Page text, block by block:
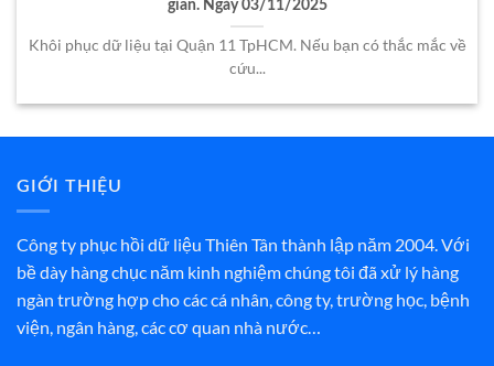
gian. Ngày 03/11/2025
Khôi phục dữ liệu tại Quận 11 TpHCM. Nếu bạn có thắc mắc về
cứu...
GIỚI THIỆU
Công ty phục hồi dữ liệu Thiên Tân thành lập năm 2004. Với
bề dày hàng chục năm kinh nghiệm chúng tôi đã xử lý hàng
ngàn trường hợp cho các cá nhân, công ty, trường học, bệnh
viện, ngân hàng, các cơ quan nhà nước…